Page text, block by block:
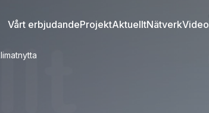
Vårt erbjudandeProjektAktuelltNätverkVideo